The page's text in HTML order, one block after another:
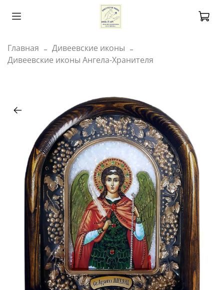
Главная
Дивеевские иконы
Дивеевские иконы Ангела-Хранителя